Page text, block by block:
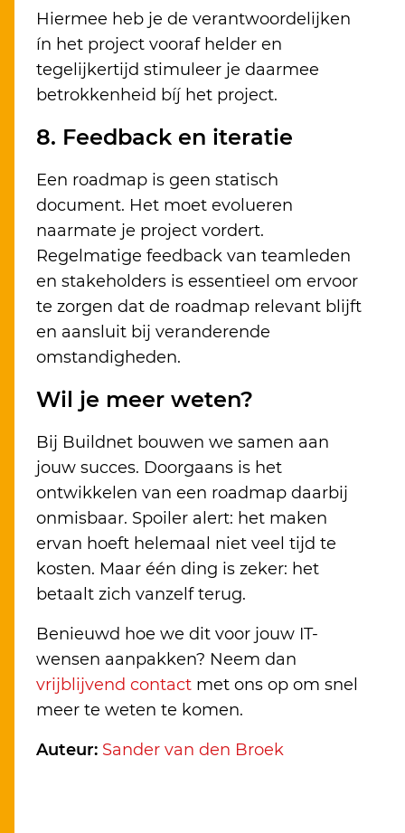
Hiermee heb je de verantwoordelijken
ín het project vooraf helder en
tegelijkertijd stimuleer je daarmee
betrokkenheid bíj het project.
8. Feedback en iteratie
Een roadmap is geen statisch
document. Het moet evolueren
naarmate je project vordert.
Regelmatige feedback van teamleden
en stakeholders is essentieel om ervoor
te zorgen dat de roadmap relevant blijft
en aansluit bij veranderende
omstandigheden.
Wil je meer weten?
Bij Buildnet bouwen we samen aan
jouw succes. Doorgaans is het
ontwikkelen van een roadmap daarbij
onmisbaar. Spoiler alert: het maken
ervan hoeft helemaal niet veel tijd te
kosten. Maar één ding is zeker: het
betaalt zich vanzelf terug.
Benieuwd hoe we dit voor jouw IT-
wensen aanpakken? Neem dan
vrijblijvend contact met ons op om snel
meer te weten te komen.
Auteur: Sander van den Broek